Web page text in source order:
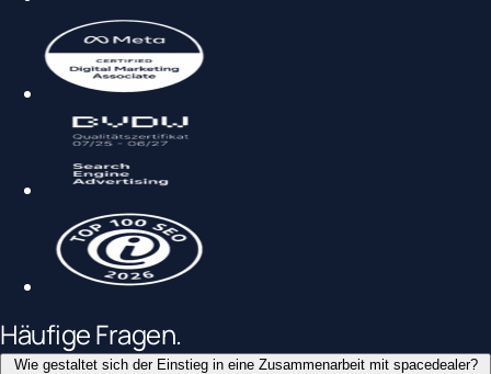
HäufigeFragen.
Wie gestaltet sich der Einstieg in eine Zusammenarbeit mit spacedealer?